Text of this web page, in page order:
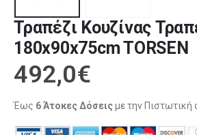
Τραπέζι Κουζίνας
180x90x75cm TORSEN
492,0€
Έως 6 Άτοκες Δόσειςμε την Πιστωτική